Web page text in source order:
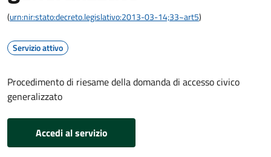
(urn:nir:stato:decreto.legislativo:2013-03-14;33~art5)
Servizio attivo
Procedimento di riesame della domanda di accesso civico
generalizzato
Accedi al servizio